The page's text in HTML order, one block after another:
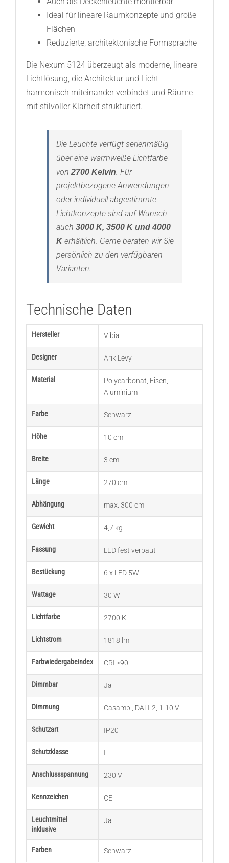
Ideal für lineare Raumkonzepte und große
Flächen
Reduzierte, architektonische Formsprache
Die Nexum 5124 überzeugt als moderne, lineare
Lichtlösung, die Architektur und Licht
harmonisch miteinander verbindet und Räume
mit stilvoller Klarheit strukturiert.
Die Leuchte verfügt serienmäßig
über eine warmweiße Lichtfarbe
von2700 Kelvin. Für
projektbezogene Anwendungen
oder individuell abgestimmte
Lichtkonzepte sind auf Wunsch
auch 3000 K, 3500 K und 4000
Kerhältlich. Gerne beraten wir Sie
persönlich zu den verfügbaren
Varianten.
Technische Daten
Hersteller Vibia
Designer Arik Levy
Material Polycarbonat Eisen
Aluminium
Farbe Schwarz
Höhe 10 cm
Breite 3 cm
Länge 270 cm
Abhängung max. 300 cm
Gewicht 4,7 kg
Fassung LED fest verbaut
Bestückung 6 x LED 5W
Wattage 30 W
Lichtfarbe 2700 K
Lichtstrom 1818 lm
Farbwiedergabeindex CRI >90
Dimmbar Ja
Dimmung Casambi DALI-2 1-10 V
Schutzart IP20
Schutzklasse I
Anschlussspannung 230 V
Kennzeichen CE
Leuchtmittel
inklusive
Ja
Farben Schwarz